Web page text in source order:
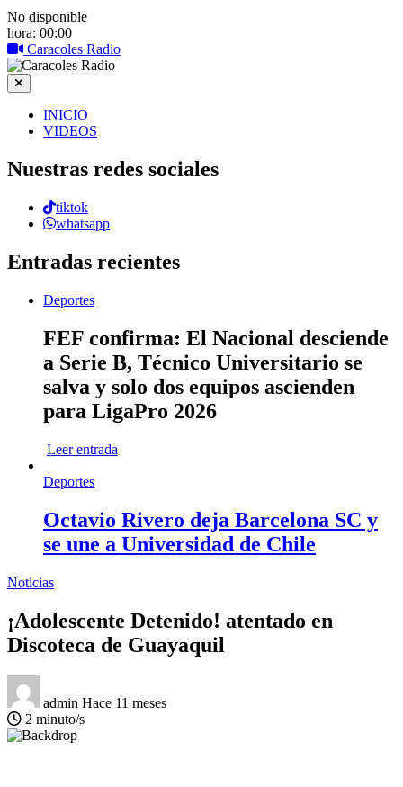
No disponible
hora: 00:00
Caracoles Radio
INICIO
VIDEOS
Nuestras redes sociales
tiktok
whatsapp
Entradas recientes
Deportes
FEF confirma: El Nacional desciende
a Serie B, Técnico Universitario se
salva y solo dos equipos ascienden
para LigaPro 2026
Leer entrada
Deportes
Octavio Rivero deja Barcelona SC y
se une a Universidad de Chile
Noticias
¡Adolescente Detenido! atentado en
Discoteca de Guayaquil
admin Hace 11 meses
2 minuto/s